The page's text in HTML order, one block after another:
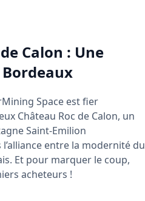
Calon : Une
Space est fier
Château Roc de Calon, un
Saint-Emilion
entre la modernité du
Et pour marquer le coup,
acheteurs !